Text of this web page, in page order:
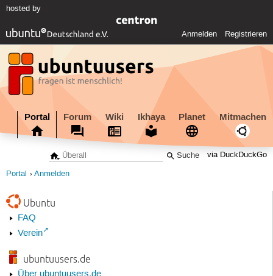
hosted by
Anmelden Registrieren
Portal Forum Wiki Ikhaya Planet Mitmachen
via DuckDuckGo
Portal Anmelden
Ubuntu
FAQ
Verein
ubuntuusers.de